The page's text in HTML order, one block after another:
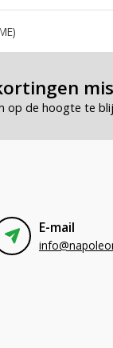
op de hoogte te
E-mail